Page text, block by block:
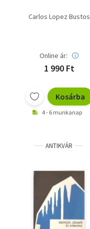
Carlos Lopez Bustos
Online ár:
1 990 Ft
Kosárba
4 - 6 munkanap
ANTIKVÁR